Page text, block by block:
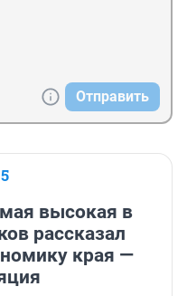
Отправить
высокая в
рассказал
края —